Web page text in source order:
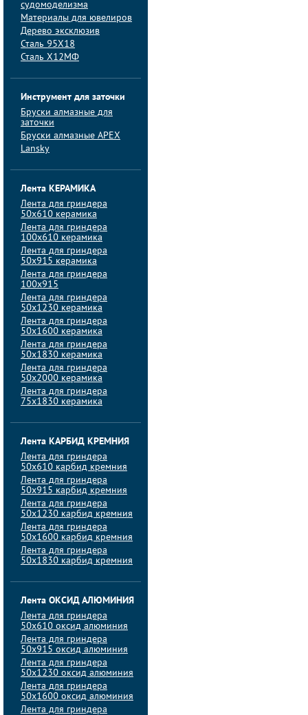
судомоделизма
Материалы для ювелиров
Дерево эксклюзив
Сталь 95Х18
Сталь Х12МФ
Инструмент для заточки
Бруски алмазные для
заточки
Бруски алмазные APEX
Lansky
Лента КЕРАМИКА
Лента для гриндера
50х610 керамика
Лента для гриндера
100х610 керамика
Лента для гриндера
50х915 керамика
Лента для гриндера
100х915
Лента для гриндера
50х1230 керамика
Лента для гриндера
50х1600 керамика
Лента для гриндера
50х1830 керамика
Лента для гриндера
50х2000 керамика
Лента для гриндера
75х1830 керамика
Лента КАРБИД КРЕМНИЯ
Лента для гриндера
50х610 карбид кремния
Лента для гриндера
50х915 карбид кремния
Лента для гриндера
50х1230 карбид кремния
Лента для гриндера
50х1600 карбид кремния
Лента для гриндера
50х1830 карбид кремния
Лента ОКСИД АЛЮМИНИЯ
Лента для гриндера
50х610 оксид алюминия
Лента для гриндера
50х915 оксид алюминия
Лента для гриндера
50х1230 оксид алюминия
Лента для гриндера
50х1600 оксид алюминия
Лента для гриндера